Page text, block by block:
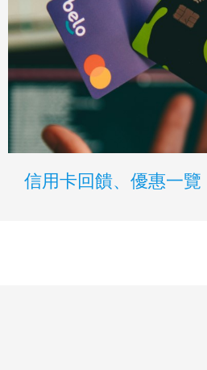
信用卡回饋、優惠一覽